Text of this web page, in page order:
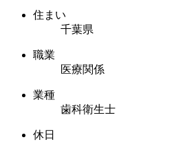
住まい
千葉県
職業
医療関係
業種
歯科衛生士
休日